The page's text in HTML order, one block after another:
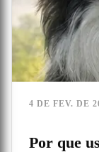
4 DE FEV. DE
Por que